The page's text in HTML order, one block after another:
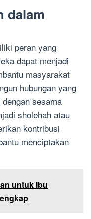
dalam
peran yang
dapat menjadi
masyarakat
hubungan yang
sesama
sholehah atau
kontribusi
menciptakan
untuk Ibu